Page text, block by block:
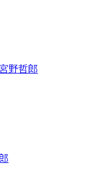
野哲郎